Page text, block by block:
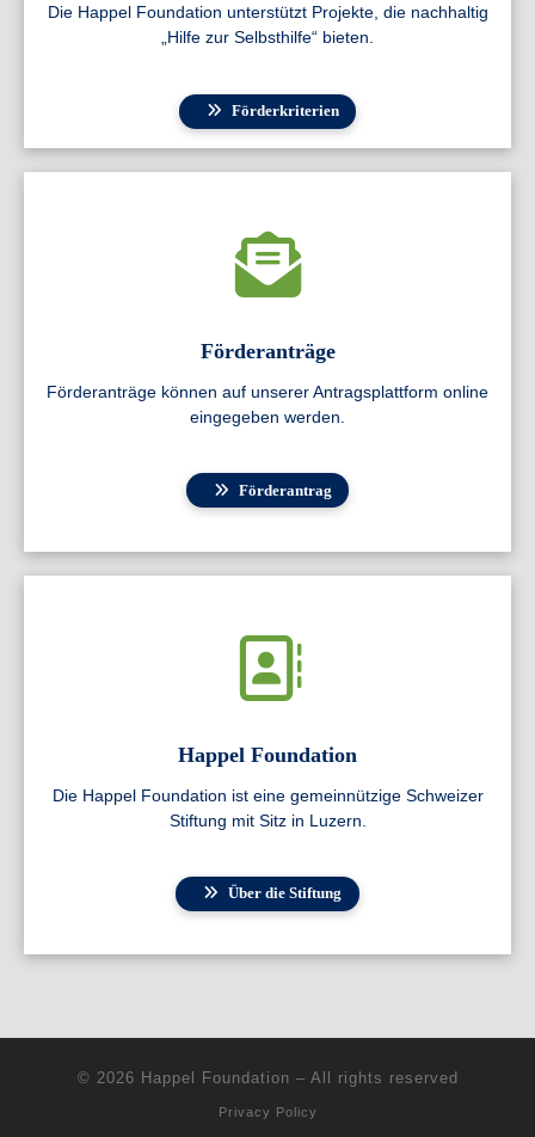
Die Happel Foundation unterstützt Projekte, die nachhaltig
„Hilfe zur Selbsthilfe“ bieten.
Förderkriterien
Förderanträge
Förderanträge können auf unserer Antragsplattform online
eingegeben werden.
Förderantrag
Happel Foundation
Die Happel Foundation ist eine gemeinnützige Schweizer
Stiftung mit Sitz in Luzern.
Über die Stiftung
© 2026 Happel Foundation – All rights reserved
Privacy Policy